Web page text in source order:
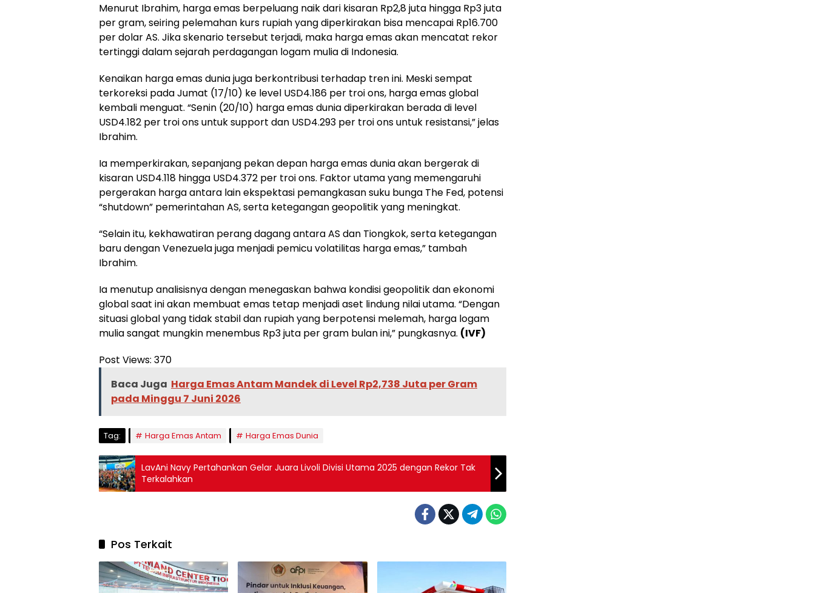
Menurut Ibrahim, harga emas berpeluang naik dari kisaran Rp2,8 juta hingga Rp3 juta
per gram, seiring pelemahan kurs rupiah yang diperkirakan bisa mencapai Rp16.700
per dolar AS. Jika skenario tersebut terjadi, maka harga emas akan mencatat rekor
tertinggi dalam sejarah perdagangan logam mulia di Indonesia.
Kenaikan harga emas dunia juga berkontribusi terhadap tren ini. Meski sempat
terkoreksi pada Jumat (17/10) ke level USD4.186 per troi ons, harga emas global
kembali menguat. “Senin (20/10) harga emas dunia diperkirakan berada di level
USD4.182 per troi ons untuk support dan USD4.293 per troi ons untuk resistansi,” jelas
Ibrahim.
Ia memperkirakan, sepanjang pekan depan harga emas dunia akan bergerak di
kisaran USD4.118 hingga USD4.372 per troi ons. Faktor utama yang memengaruhi
pergerakan harga antara lain ekspektasi pemangkasan suku bunga The Fed, potensi
“shutdown” pemerintahan AS, serta ketegangan geopolitik yang meningkat.
“Selain itu, kekhawatiran perang dagang antara AS dan Tiongkok, serta ketegangan
baru dengan Venezuela juga menjadi pemicu volatilitas harga emas,” tambah
Ibrahim.
Ia menutup analisisnya dengan menegaskan bahwa kondisi geopolitik dan ekonomi
global saat ini akan membuat emas tetap menjadi aset lindung nilai utama. “Dengan
situasi global yang tidak stabil dan rupiah yang berpotensi melemah, harga logam
mulia sangat mungkin menembus Rp3 juta per gram bulan ini,” pungkasnya. (IVF)
Post Views: 370
Baca Juga Harga Emas Antam Mandek di Level Rp2,738 Juta per Gram
pada Minggu 7 Juni 2026
Tag: Harga Emas Antam Harga Emas Dunia
LavAni Navy Pertahankan Gelar Juara Livoli Divisi Utama 2025 dengan Rekor Tak
Terkalahkan
Pos Terkait